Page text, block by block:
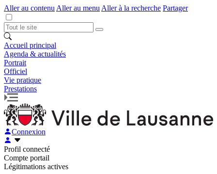
Aller au contenu Aller au menu Aller à la recherche Partager
Accueil principal
Agenda & actualités
Portrait
Officiel
Vie pratique
Prestations
Connexion
Profil connecté
Compte portail
Légitimations actives